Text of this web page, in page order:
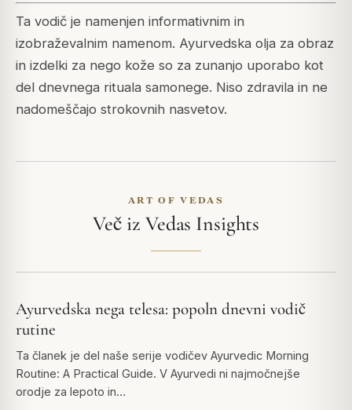
Ta vodič je namenjen informativnim in
izobraževalnim namenom. Ayurvedska olja za obraz
in izdelki za nego kože so za zunanjo uporabo kot
del dnevnega rituala samonege. Niso zdravila in ne
nadomeščajo strokovnih nasvetov.
ART OF VEDAS
Več iz Vedas Insights
Ayurvedska nega telesa: popoln dnevni vodič
rutine
Ta članek je del naše serije vodičev Ayurvedic Morning
Routine: A Practical Guide. V Ayurvedi ni najmočnejše
orodje za lepoto in…